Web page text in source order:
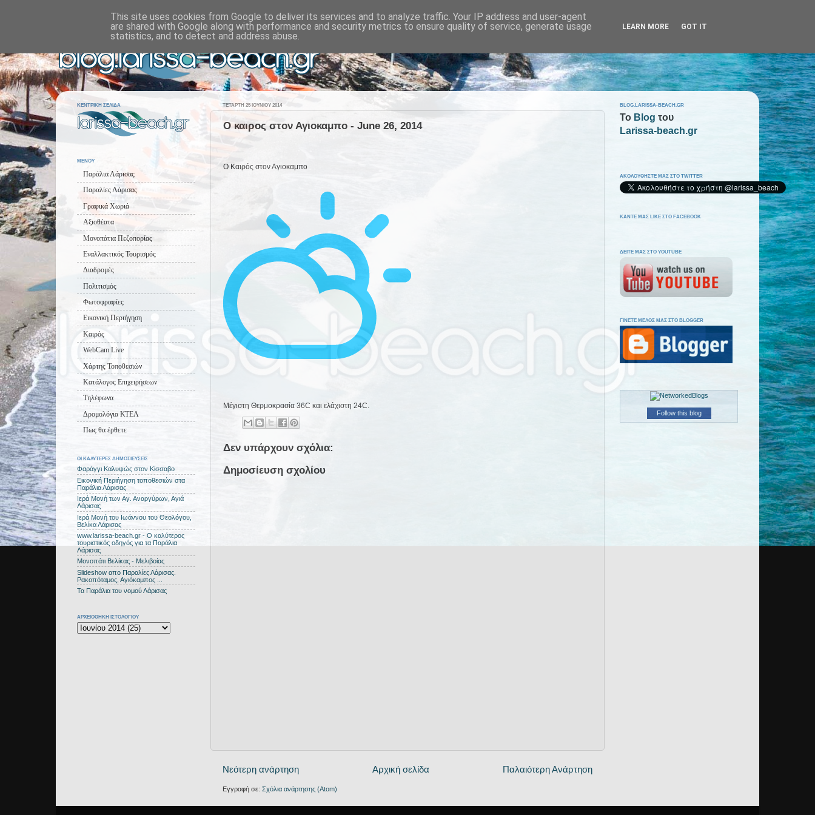
ΤΕΤΆΡΤΗ 25 ΙΟΥΝΊΟΥ 2014
Ο καιρος στον Αγιοκαμπο - June 26, 2014
Ο Καιρός στον Αγιοκαμπο
Μέγιστη Θερμοκρασία 36C και ελάχιστη 24C.
Δεν υπάρχουν σχόλια:
Δημοσίευση σχολίου
Νεότερη ανάρτηση Παλαιότερη Ανάρτηση
Αρχική σελίδα
Εγγραφή σε: Σχόλια ανάρτησης (Atom)
ΚΕΝΤΡΙΚΗ ΣΕΛΙΔΑ
ΜΕΝΟΥ
Παράλια Λάρισας
Παραλίες Λάρισας
Γραφικά Χωριά
Αξιοθέατα
Μονοπάτια Πεζοπορίας
Εναλλακτικός Τουρισμός
Διαδρομές
Πολιτισμός
Φωτοφραφίες
Εικονική Περιήγηση
Καιρός
WebCam Live
Χάρτης Τοποθεσιών
Κατάλογος Επιχειρήσεων
Τηλέφωνα
Δρομολόγια ΚΤΕΛ
Πως θα έρθετε
ΟΙ ΚΑΛΥΤΕΡΕΣ ΔΗΜΟΣΙΕΥΣΕΙΣ
Φαράγγι Καλυψώς στον Κίσσαβο
Εικονική Περιήγηση τοποθεσιών στα
Παράλια Λάρισας
Ιερά Μονή των Αγ. Αναργύρων, Αγιά
Λάρισας
Ιερά Μονή του Ιωάννου του Θεολόγου,
Βελίκα Λάρισας
www.larissa-beach.gr - Ο καλύτερος
τουριστικός οδηγός για τα Παράλια
Λάρισας
Μονοπάτι Βελίκας - Μελιβοίας
Slideshow απο Παραλίες Λάρισας.
Ρακοπόταμος, Αγιόκαμπος ...
Τα Παράλια του νομού Λάρισας
ΑΡΧΕΙΟΘΗΚΗ ΙΣΤΟΛΟΓΙΟΥ
BLOG.LARISSA-BEACH.GR
To Blog του
Larissa-beach.gr
ΑΚΟΛΟΥΘΗΣΤΕ ΜΑΣ ΣΤΟ TWITTER
ΚΑΝΤΕ ΜΑΣ LIKE ΣΤΟ FACEBOOK
ΔΕΙΤΕ ΜΑΣ ΣΤΟ YOUTUBE
ΓΙΝΕΤΕ ΜΕΛΟΣ ΜΑΣ ΣΤΟ BLOGGER
Follow this blog
This site uses cookies from Google to deliver its services and to analyze traffic. Your IP address and user-agent
are shared with Google along with performance and security metrics to ensure quality of service, generate usage
statistics, and to detect and address abuse.
LEARN MORE GOT IT